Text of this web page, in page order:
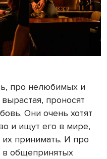
про нелюбимых и
проносят
Они очень хотят
и ищут его в мире,
их принимать. И про
в общепринятых